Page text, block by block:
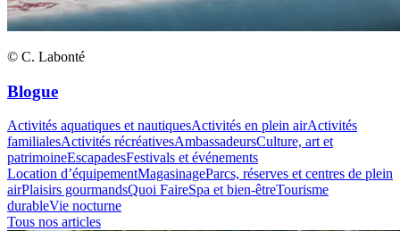
© C. Labonté
Blogue
Activités aquatiques et nautiquesActivités en plein airActivités
familialesActivités récréativesAmbassadeursCulture, art et
patrimoineEscapadesFestivals et événements
Location d’équipementMagasinageParcs, réserves et centres de plein
airPlaisirs gourmandsQuoi FaireSpa et bien-êtreTourisme
durableVie nocturne
Tous nos articles